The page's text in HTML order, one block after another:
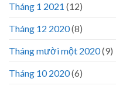
Tháng 1 2021 (12)
Tháng 12 2020(8)
Tháng mười một 2020(9)
Tháng 10 2020(6)